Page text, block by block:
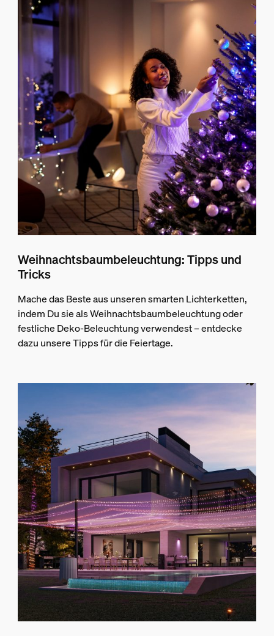
Weihnachtsbaumbeleuchtung: Tipps und
Tricks
Mache das Beste aus unseren smarten Lichterketten,
indem Du sie als Weihnachtsbaumbeleuchtung oder
festliche Deko-Beleuchtung verwendest – entdecke
dazu unsere Tipps für die Feiertage.